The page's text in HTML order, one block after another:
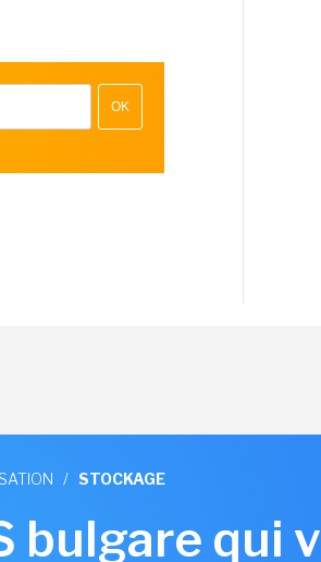
OK
/ STOCKAGE
bulgare qui